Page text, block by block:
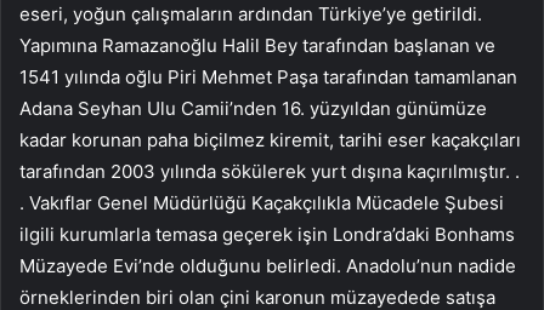
eseri, yoğun çalışmaların ardından Türkiye’ye getirildi.
Yapımına Ramazanoğlu Halil Bey tarafından başlanan ve
1541 yılında oğlu Piri Mehmet Paşa tarafından tamamlanan
Adana Seyhan Ulu Camii’nden 16. yüzyıldan günümüze
kadar korunan paha biçilmez kiremit, tarihi eser kaçakçıları
tarafından 2003 yılında sökülerek yurt dışına kaçırılmıştır. .
. Vakıflar Genel Müdürlüğü Kaçakçılıkla Mücadele Şubesi
ilgili kurumlarla temasa geçerek işin Londra’daki Bonhams
Müzayede Evi’nde olduğunu belirledi. Anadolu’nun nadide
örneklerinden biri olan çini karonun müzayedede satışa